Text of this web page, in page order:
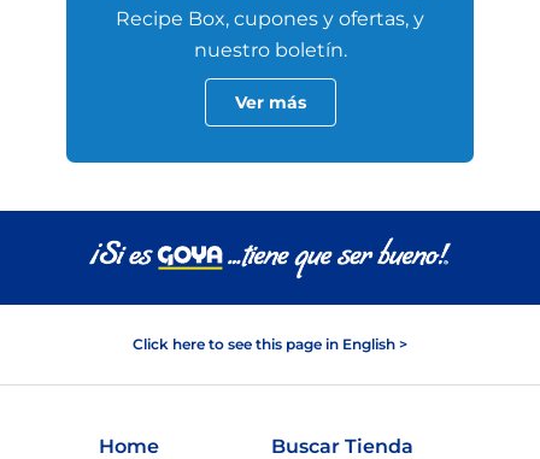
Recipe Box, cupones y ofertas, y
nuestro boletín.
Ver más
Click here to see this page in English >
Home
Buscar Tienda